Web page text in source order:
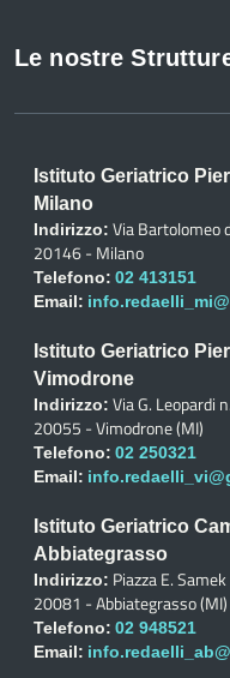
Le nostre
Istituto Geriatrico
Milano
Indirizzo: Via Bartolomeo
20146 - Milano
Telefono: 02 413151
Email:
Istituto Geriatrico
Vimodrone
Indirizzo: Via G. Leopardi
20055 - Vimodrone (MI)
Telefono: 02 250321
Email:
Istituto Geriatrico
Abbiategrasso
Indirizzo: Piazza E.
20081 - Abbiategrasso (MI)
Telefono: 02 948521
Email: